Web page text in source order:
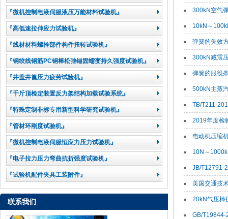
『微机控制电液伺服液压万能材料试验机』
『高低速拉伸应力试验机』
『线材材料螺栓部件构件扭转试验机』
『钢绞线钢筋PC钢棒松弛锚固蠕变持久强度试验机』
『井盖井篦压力疲劳试验机』
『千斤顶检定装置反力架结构加载试验系统』
『特殊定制非标专用新型科学研究试验机』
『管材环刚度试验机』
『微机控制电液伺服恒应力压力试验机』
『电子拉力压力弯曲抗折强度试验机』
『试验机配件夹具工装附件』
联系我们
300kN空气
10kN～
弹簧的失效
300kN减震
弹簧的服役
500kN主蒸
TB/T211-
2019年度检
电动机压缩
10N～
JB/T12791-
美国交通技
20kN气压棒
GB/T19844-